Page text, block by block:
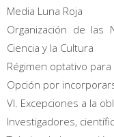
Media Luna Roja
Organización de las
Ciencia y la Cultura
Régimen optativo
Opción por
VI. Excepciones a la
Investigadores,